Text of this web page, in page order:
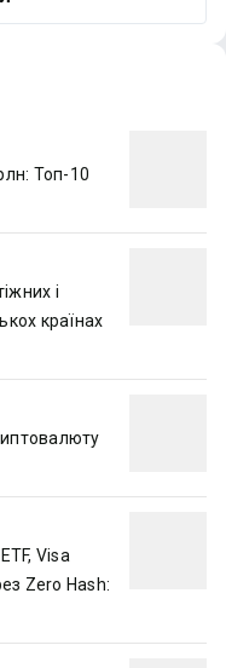
Топ-10
і
країнах
Visa
Zero Hash: